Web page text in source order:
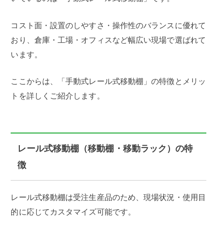
コスト面・設置のしやすさ・操作性のバランスに優れて
おり、倉庫・工場・オフィスなど幅広い現場で選ばれて
います。
ここからは、「手動式レール式移動棚」の特徴とメリッ
トを詳しくご紹介します。
レール式移動棚（移動棚・移動ラック）の特
徴
レール式移動棚は受注生産品のため、現場状況・使用目
的に応じてカスタマイズ可能です。